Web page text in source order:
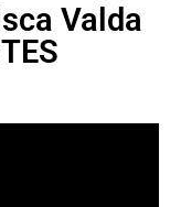
Valda